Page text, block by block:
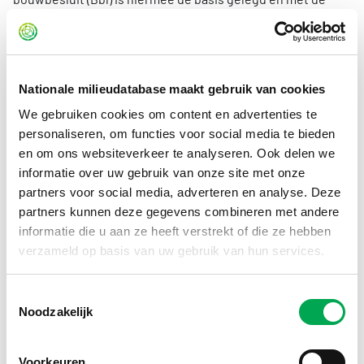
Nationale milieudatabase maakt gebruik van cookies
We gebruiken cookies om content en advertenties te
personaliseren, om functies voor social media te bieden
en om ons websiteverkeer te analyseren. Ook delen we
informatie over uw gebruik van onze site met onze
partners voor social media, adverteren en analyse. Deze
partners kunnen deze gegevens combineren met andere
informatie die u aan ze heeft verstrekt of die ze hebben
verzameld op basis van uw gebruik van hun services.
Noodzakelijk
EPBD IV wordt de rest van Europa meegenomen.
Conclusie
Bovengenoemde ontwikkelingen zijn heel belangrijk voor
en proberen hier zoveel mogelijk actief aan deel te nemen.
Nederland is een van de koplopers op het vlak van
meetbaar maken van circulair en duurzaam bouwen. We
hebben dus genoeg kennis en ervaring te brengen naar
Europa. En natuurlijk doen we zelf ook nog genoeg
inspiratie op bij de andere lidstaten. We hebben met een
aantal landen de connectie al eens gelegd.
veranderingen de mate waarop Nederland nog vrij spel
heeft om op hetzelfde tempo voort te bouwen. Maar de
harmonisatie en de invloed vanuit Europa is belangrijk en